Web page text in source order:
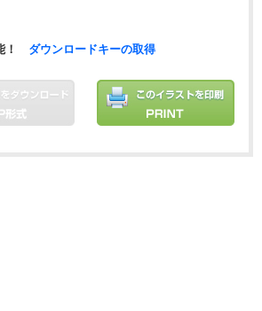
！ ダウンロードキーの取得